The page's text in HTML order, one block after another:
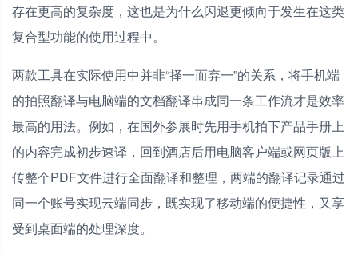
存在更高的复杂度，这也是为什么闪退更倾向于发生在这类
复合型功能的使用过程中。
两款工具在实际使用中并非“择一而弃一”的关系，将手机端
的拍照翻译与电脑端的文档翻译串成同一条工作流才是效率
最高的用法。例如，在国外参展时先用手机拍下产品手册上
的内容完成初步速译，回到酒店后用电脑客户端或网页版上
传整个PDF文件进行全面翻译和整理，两端的翻译记录通过
同一个账号实现云端同步，既实现了移动端的便捷性，又享
受到桌面端的处理深度。